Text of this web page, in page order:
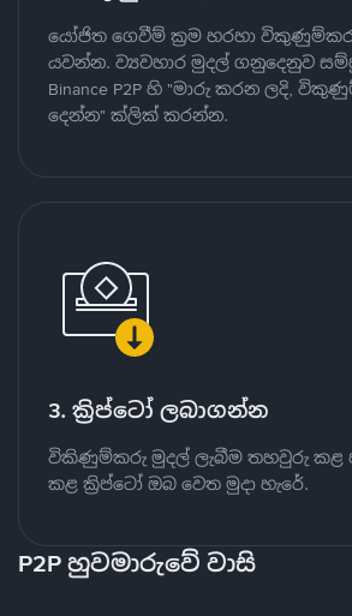
යෝජිත ගෙවීම් ක්‍රම හරහා
යවන්න. ව්‍යවහාර මුදල් ගනුදෙනුව
Binance P2P හි "මාරු කරන ලදි,
දෙන්න" ක්ලික් කරන්න.
3. ක්‍රිප්ටෝ ලබාගන්න
විකිණුම්කරු මුදල් ලැබීම තහවුරු කළ
කළ ක්‍රිප්ටෝ ඔබ වෙත මුදා හැරේ.
P2P හුවමාරුවේ වාසි